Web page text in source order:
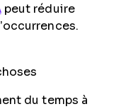
peut réduire
du temps à